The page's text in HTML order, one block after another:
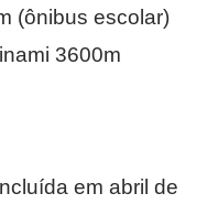
(ônibus escolar)
3600m
em abril de